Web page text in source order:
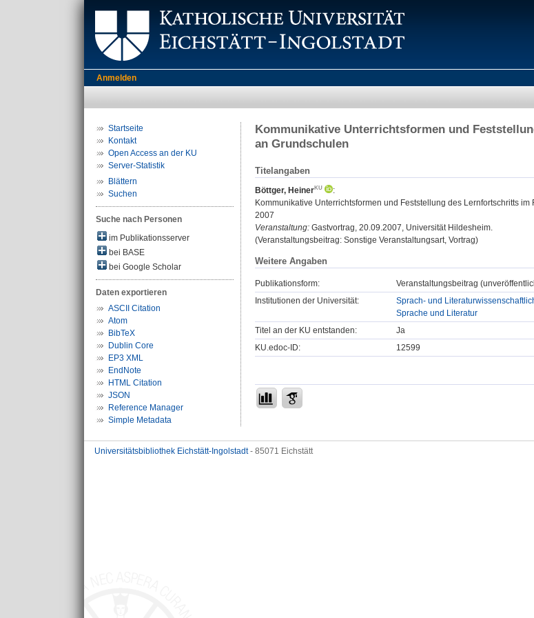
Anmelden
Startseite
Kontakt
Open Access an der KU
Server-Statistik
Blättern
Suchen
Suche nach Personen
im Publikationsserver
bei BASE
bei Google Scholar
Daten exportieren
ASCII Citation
Atom
BibTeX
Dublin Core
EP3 XML
EndNote
HTML Citation
JSON
Reference Manager
Simple Metadata
Kommunikative Unterrichtsformen und
an Grundschulen
Titelangaben
Böttger, Heiner
:
Kommunikative Unterrichtsformen und Feststellung des Lernfortschritts
2007
Veranstaltung: Gastvortrag, 20.09.2007, Universität Hildesheim.
(Veranstaltungsbeitrag: Sonstige Veranstaltungsart, Vortrag)
Weitere Angaben
Publikationsform:
Veranstaltungsbeitrag
Institutionen der Universität:
Sprach- und
Sprache und Literatur
Titel an der KU entstanden:
Ja
KU.edoc-ID:
12599
Universitätsbibliothek Eichstätt-Ingolstadt- 85071 Eichstätt